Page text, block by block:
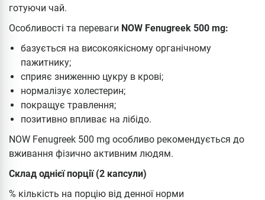
готуючи чай.
Особливості та переваги NOW Fenugreek 500 mg:
базується на високоякісному органічному
пажитнику;
сприяє зниженню цукру в крові;
нормалізує холестерин;
покращує травлення;
позитивно впливає на лібідо.
NOW Fenugreek 500 mg особливо рекомендується до
вживання фізично активним людям.
Склад однієї порції (2 капсули)
% кількість на порцію від денної норми